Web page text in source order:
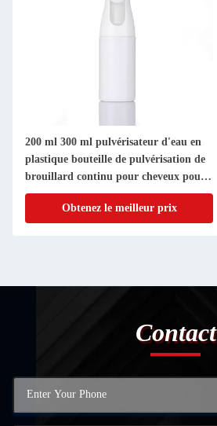
200 ml 300 ml pulvérisateur d'eau en
plastique bouteille de pulvérisation de
brouillard continu pour cheveux pour
l' échantillon demandé
Obtenez le meilleur prix
Contact